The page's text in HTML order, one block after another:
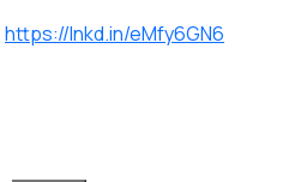
https://lnkd.in/eMfy6GN6